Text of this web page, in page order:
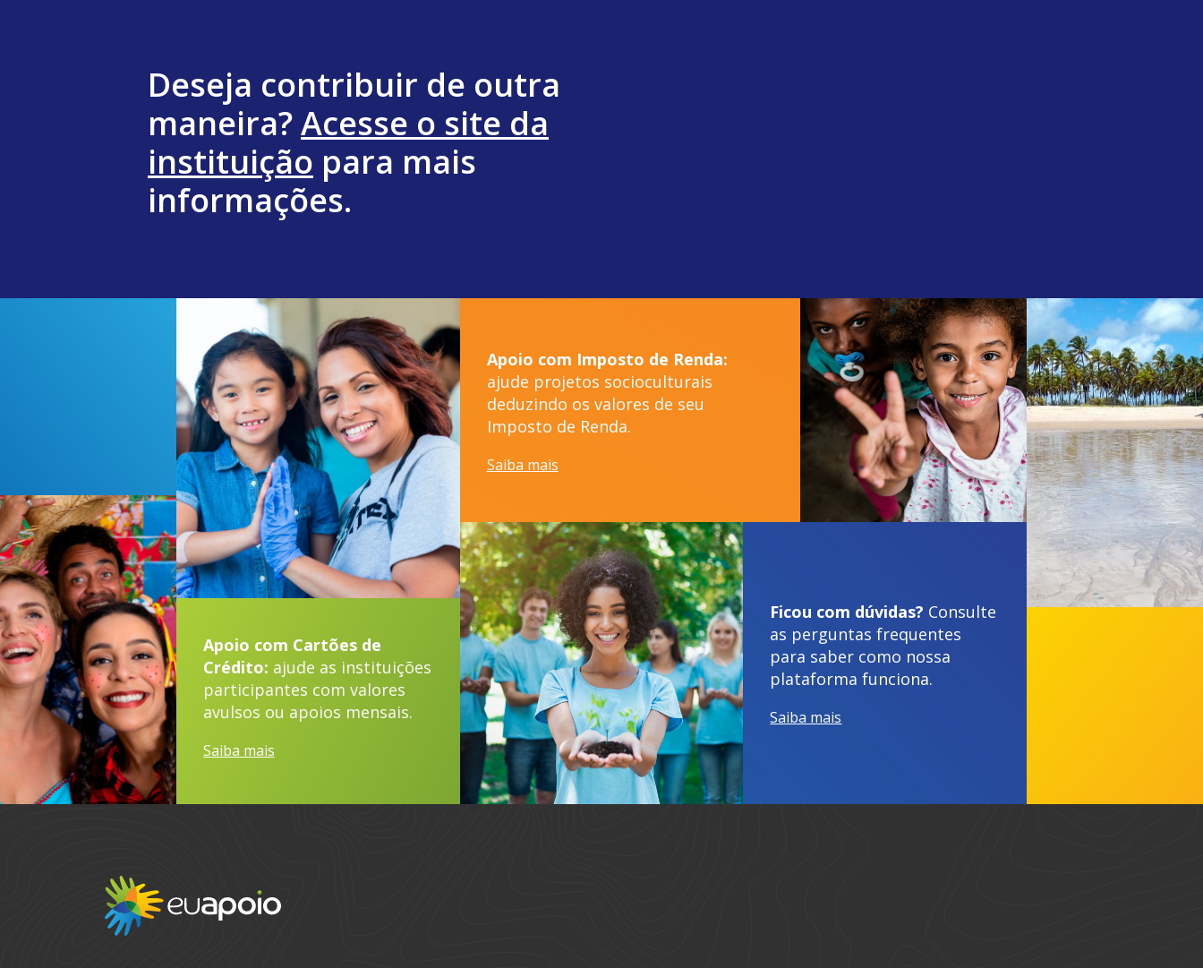
Deseja contribuir de outra
maneira?Acesse o site da
instituição para mais
informações.
Apoio com Cartões de
Crédito: ajude as instituições
participantes com valores
avulsos ou apoios mensais.
Saiba mais
Apoio com Imposto de Renda:
ajude projetos socioculturais
deduzindo os valores de seu
Imposto de Renda.
Saiba mais
Ficou com dúvidas? Consulte
as perguntas frequentes
para saber como nossa
plataforma funciona.
Saiba mais